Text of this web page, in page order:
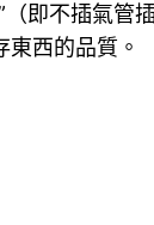
即不插氣
西的品質。